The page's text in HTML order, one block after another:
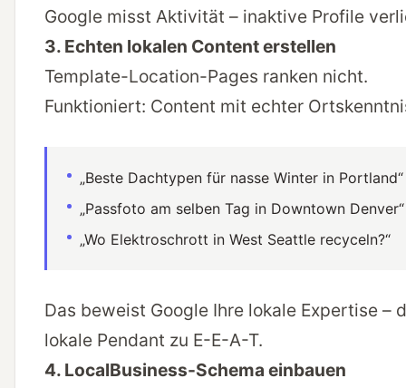
Google misst Aktivität – inaktive Profile
3. Echten lokalen Content erstellen
Template-Location-Pages ranken nicht.
Funktioniert: Content mit echter
„Beste Dachtypen für nasse Winter in Portland“
„Passfoto am selben Tag in Downtown Denver“
„Wo Elektroschrott in West Seattle recyceln?“
Das beweist Google Ihre lokale Expertise –
lokale Pendant zu E-E-A-T.
4. LocalBusiness-Schema einbauen